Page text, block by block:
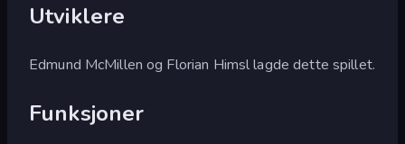
Utviklere
Edmund McMillen og Florian Himsl lagde dette spillet.
Funksjoner